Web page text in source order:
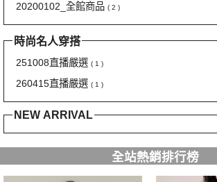
20200102_全館商品 ( 2 )
時尚名人穿搭
251008直播嚴選 ( 1 )
260415直播嚴選 ( 1 )
NEW ARRIVAL
全站熱銷排行榜